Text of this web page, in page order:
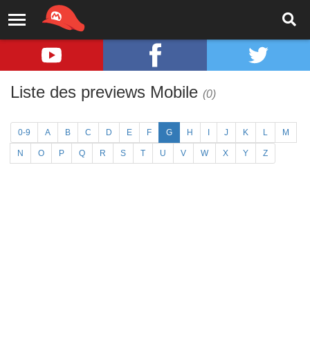
Liste des previews Mobile (0)
0-9 A B C D E F G H J K L M
N O P Q R S T U V W X Y Z